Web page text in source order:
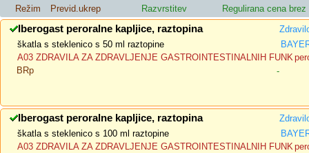
Režim
Previd.ukrep Razvrstitev Regulirana cena brez
Iberogast peroralne kapljice, raztopina
škatla s steklenico s 50 ml raztopine
A03 ZDRAVILA ZA ZDRAVLJENJE GASTROINTESTINALNIH FUNK
BRp
-
Iberogast peroralne kapljice, raztopina
škatla s steklenico s 100 ml raztopine
A03 ZDRAVILA ZA ZDRAVLJENJE GASTROINTESTINALNIH FUNK